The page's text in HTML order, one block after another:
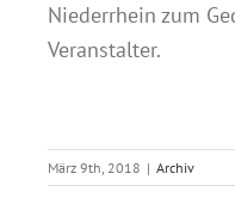
Bild
Niederrhein zum
Veranstalter.
März 9th, 2018 | Archiv